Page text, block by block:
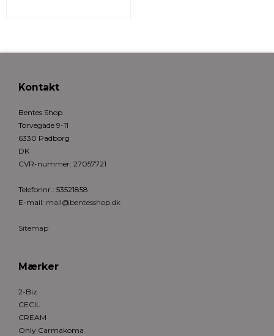
Kontakt
Bentes Shop
Torvegade 9-11
6330 Padborg
DK
CVR-nummer: 27057721
Telefonnr.: 53521858
E-mail: mail@bentesshop.dk
Sitemap
Mærker
2-Biz
CECIL
CREAM
Only Carmakoma